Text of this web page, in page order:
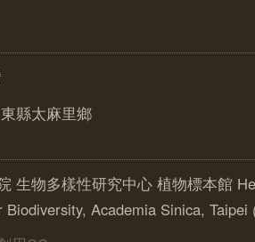
縣太麻里鄉
生物多樣性研究中心 植物標本館
Biodiversity, Academia Sinica, Taipei